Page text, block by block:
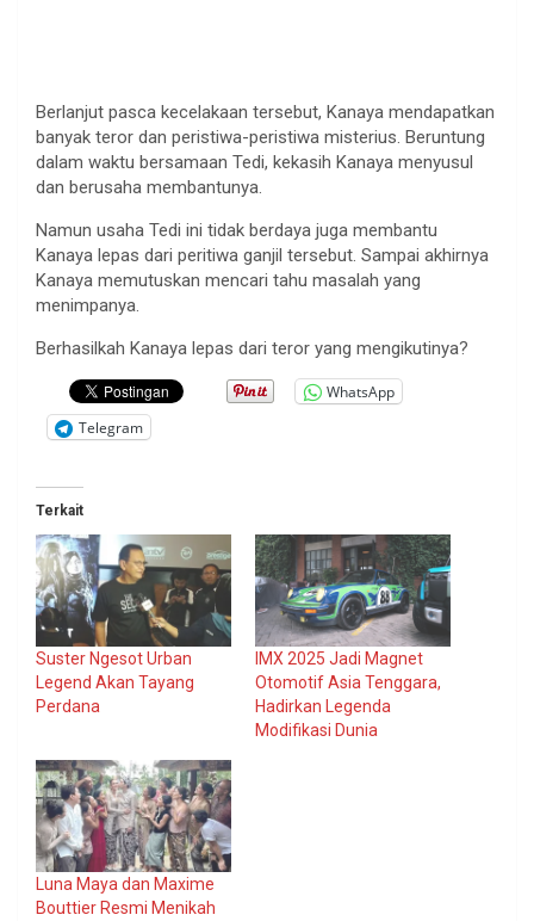
Berlanjut pasca kecelakaan tersebut, Kanaya mendapatkan
banyak teror dan peristiwa-peristiwa misterius. Beruntung
dalam waktu bersamaan Tedi, kekasih Kanaya menyusul
dan berusaha membantunya.
Namun usaha Tedi ini tidak berdaya juga membantu
Kanaya lepas dari peritiwa ganjil tersebut. Sampai akhirnya
Kanaya memutuskan mencari tahu masalah yang
menimpanya.
Berhasilkah Kanaya lepas dari teror yang mengikutinya?
WhatsApp
Telegram
Terkait
Suster Ngesot Urban
Legend Akan Tayang
Perdana
IMX 2025 Jadi Magnet
Otomotif Asia Tenggara,
Hadirkan Legenda
Modifikasi Dunia
Luna Maya dan Maxime
Bouttier Resmi Menikah